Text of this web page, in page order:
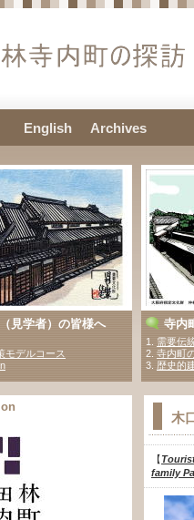
見学者）の皆様へ
モデルコース
寺内
1. 需要伝
2. 寺内町
3. 歴史的
木
【
family
English Archives